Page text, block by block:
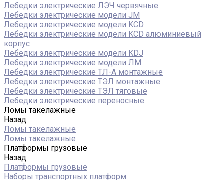
Лебедки электрические ЛЭЧ червячные
Лебедки электрические модели JM
Лебедки электрические модели KCD
Лебедки электрические модели KCD алюминиевый
корпус
Лебедки электрические модели KDJ
Лебедки электрические модели ЛМ
Лебедки электрические ТЛ-А монтажные
Лебедки электрические ТЭЛ монтажные
Лебедки электрические ТЭЛ тяговые
Лебедки электрические переносные
Ломы такелажные
Назад
Ломы такелажные
Ломы такелажные
Платформы грузовые
Назад
Платформы грузовые
Наборы транспортных платформ